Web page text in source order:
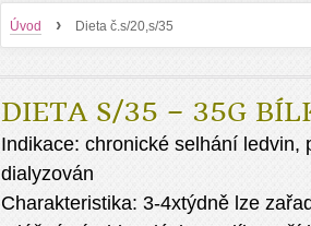
Úvod › Dieta č.s/20,s/35
DIETA S/35 – 35G
Indikace: chronické selhání ledvin,
dialyzován
Charakteristika: 3-4xtýdně lze